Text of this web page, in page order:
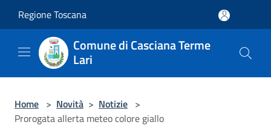
Regione Toscana
Comune di Casciana Terme
Lari
Home > Novità > Notizie >
Prorogata allerta meteo colore giallo